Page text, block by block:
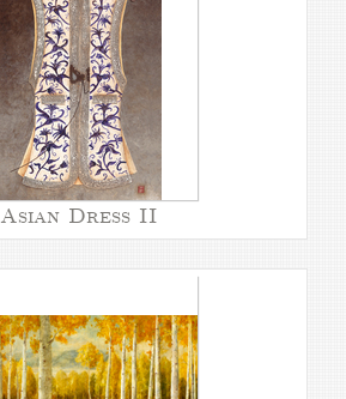
Asian Dress II